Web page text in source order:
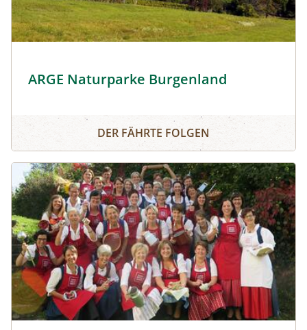
ARGE Naturparke Burgenland
ARGE Naturparke Burgenland
DER FÄHRTE FOLGEN